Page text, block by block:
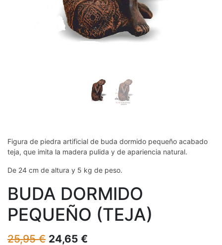
Figura de piedra artificial de buda dormido pequeño acabado
teja, que imita la madera pulida y de apariencia natural.
De 24 cm de altura y 5 kg de peso.
BUDA DORMIDO
PEQUEÑO (TEJA)
25,95€ 24,65 €